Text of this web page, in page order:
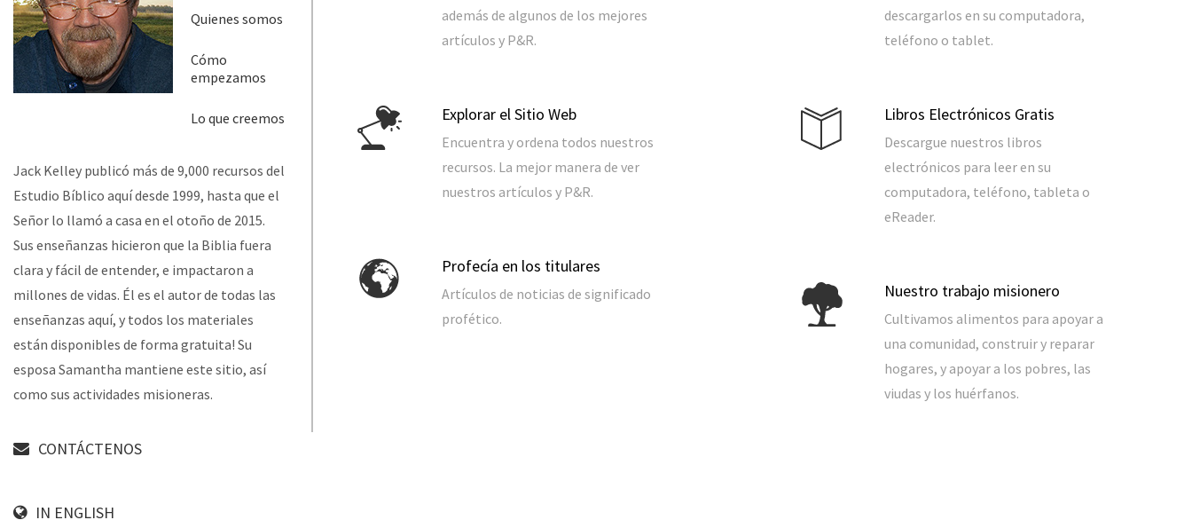
además de algunos de los mejores
artículos y P&R.
Explorar el Sitio Web
Encuentra y ordena todos nuestros
recursos. La mejor manera de ver
nuestros artículos y P&R.
Profecía en los titulares
Artículos de noticias de significado
profético.
descargarlos en su computadora,
teléfono o tablet.
Libros Electrónicos Gratis
Descargue nuestros libros
electrónicos para leer en su
computadora, teléfono, tableta o
eReader.
Nuestro trabajo misionero
Cultivamos alimentos para apoyar a
una comunidad, construir y reparar
hogares, y apoyar a los pobres, las
viudas y los huérfanos.
Quienes somos
Cómo
empezamos
Lo que creemos
Jack Kelley publicó más de 9,000 recursos del
Estudio Bíblico aquí desde 1999, hasta que el
Señor lo llamó a casa en el otoño de 2015.
Sus enseñanzas hicieron que la Biblia fuera
clara y fácil de entender, e impactaron a
millones de vidas. Él es el autor de todas las
enseñanzas aquí, y todos los materiales
están disponibles de forma gratuita! Su
esposa Samantha mantiene este sitio, así
como sus actividades misioneras.
CONTÁCTENOS
IN ENGLISH